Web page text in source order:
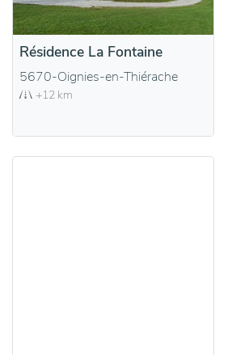
Résidence La Fontaine
5670-Oignies-en-Thiérache
+12 km